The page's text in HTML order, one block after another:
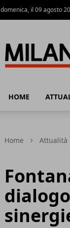
domenica, il 09 agosto
HOME
Home Attualità